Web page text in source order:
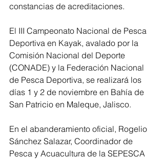
constancias de acreditaciones.
El III Campeonato Nacional de Pesca
Deportiva en Kayak, avalado por la
Comisión Nacional del Deporte
(CONADE) y la Federación Nacional
de Pesca Deportiva, se realizará los
días 1 y 2 de noviembre en Bahía de
San Patricio en Maleque, Jalisco.
En el abanderamiento oficial, Rogelio
Sánchez Salazar, Coordinador de
Pesca y Acuacultura de la SEPESCA